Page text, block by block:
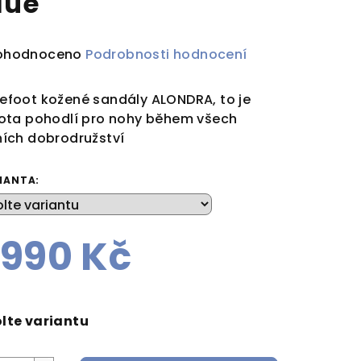
Podrobnosti hodnocení
kožené sandály ALONDRA, to je
pohodlí pro nohy během všech
dobrodružství
Kč
variantu